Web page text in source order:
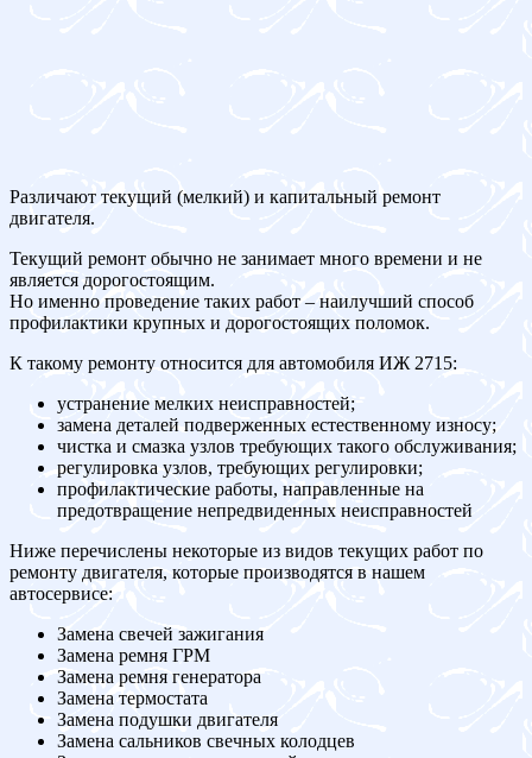
Различают текущий (мелкий) и капитальный ремонт
двигателя.
Текущий ремонт обычно не занимает много времени и не
является дорогостоящим.
Но именно проведение таких работ – наилучший способ
профилактики крупных и дорогостоящих поломок.
К такому ремонту относится для автомобиля ИЖ 2715:
устранение мелких неисправностей;
замена деталей подверженных естественному износу;
чистка и смазка узлов требующих такого обслуживания;
регулировка узлов, требующих регулировки;
профилактические работы, направленные на
предотвращение непредвиденных неисправностей
Ниже перечислены некоторые из видов текущих работ по
ремонту двигателя, которые производятся в нашем
автосервисе:
Замена свечей зажигания
Замена ремня ГРМ
Замена ремня генератора
Замена термостата
Замена подушки двигателя
Замена сальников свечных колодцев